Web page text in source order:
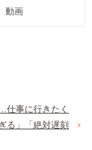
動画
事に行きたく
る」「絶対遅刻